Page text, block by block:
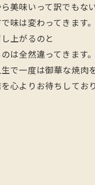
美味いって訳でもない
味は変わってきます。
上がるのと
は全然違ってきます。
で一度は御華な焼肉
心よりお待ちしてお